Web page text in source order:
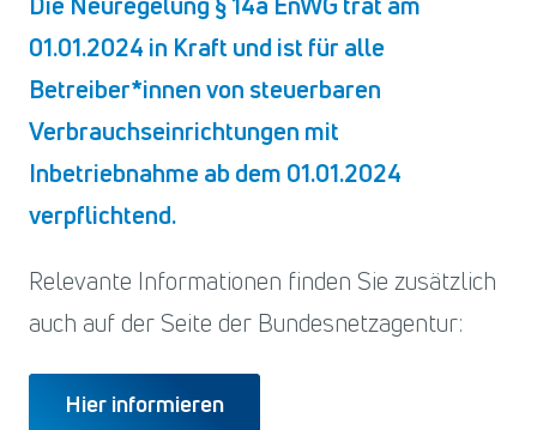
01.01.2024 in Kraft und ist für alle
Betreiber innen von steuerbaren
Verbrauchseinrichtungen mit
Inbetriebnahme ab dem 01.01.2024
verpflichtend.
Relevante Informationen finden Sie zusätzlich
auch auf der Seite der Bundesnetzagentur:
Hier informieren